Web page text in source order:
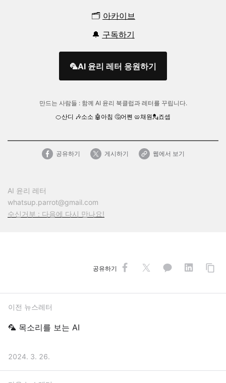
🗂️ 아카이브
🔔 구독하기
🦜AI 윤리 레터 응원하기
만드는 사람들 : 함께 AI 윤리 북클럽과 레터를 꾸립니다.
🍊산디 🎶소소 🤖아침 🤔어쪈 🥨채원💂죠셉
공유하기 게시하기 웹에서 보기
AI 윤리 레터
whatsup.parrot@gmail.com
수신거부 : 다음에 다시 만나요!
공유하기
이전 뉴스레터
🦜 목소리를 보는 AI
2024. 3. 26.